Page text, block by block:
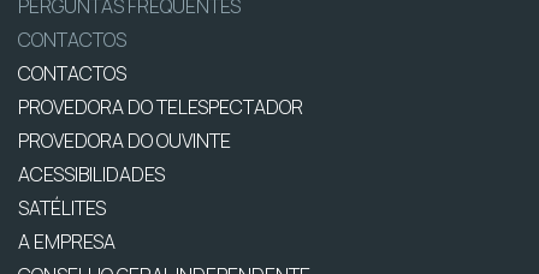
PERGUNTAS FREQUENTES
CONTACTOS
CONTACTOS
PROVEDORA DO TELESPECTADOR
PROVEDORA DO OUVINTE
ACESSIBILIDADES
SATÉLITES
A EMPRESA